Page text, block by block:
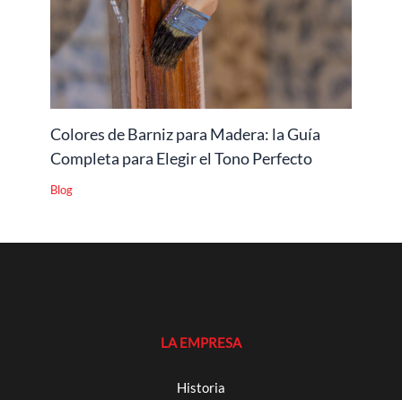
Colores de Barniz para Madera: la Guía
Completa para Elegir el Tono Perfecto
Blog
LA EMPRESA
Historia